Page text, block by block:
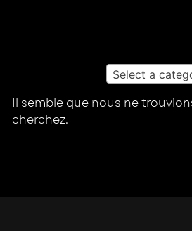
Select a
Il semble que nous ne
cherchez.